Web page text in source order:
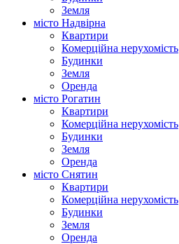
Земля
місто Надвірна
Квартири
Комерційна нерухомість
Будинки
Земля
Оренда
місто Рогатин
Квартири
Комерційна нерухомість
Будинки
Земля
Оренда
місто Снятин
Квартири
Комерційна нерухомість
Будинки
Земля
Оренда